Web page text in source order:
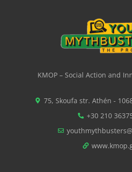
KMOP – Social Action and
75, Skoufa str. Athén -
+30 210